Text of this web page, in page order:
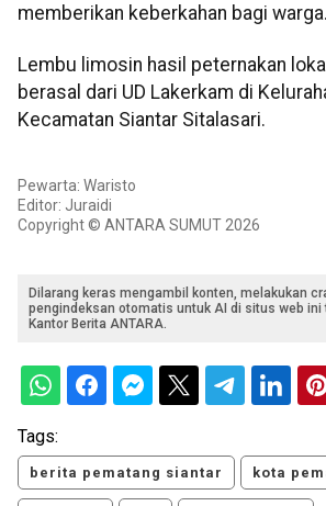
memberikan keberkahan bagi warga.
Lembu limosin hasil peternakan
berasal dari UD Lakerkam di
Kecamatan Siantar Sitalasari.
Pewarta: Waristo
Editor: Juraidi
Copyright © ANTARA SUMUT 2026
Dilarang keras mengambil konten, melakukan
pengindeksan otomatis untuk AI di situs web
Kantor Berita ANTARA.
Tags:
berita pematang siantar kota